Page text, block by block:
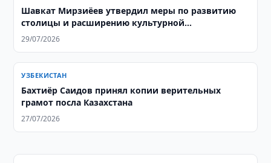
Шавкат Мирзиёев утвердил меры по развитию
столицы и расширению культурной
инфраструктуры
29/07/2026
УЗБЕКИСТАН
Бахтиёр Саидов принял копии верительных
грамот посла Казахстана
27/07/2026